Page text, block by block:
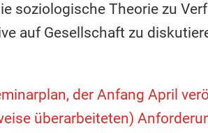
soziologische Theorie zu
auf Gesellschaft zu
der Anfang April
überarbeiteten)